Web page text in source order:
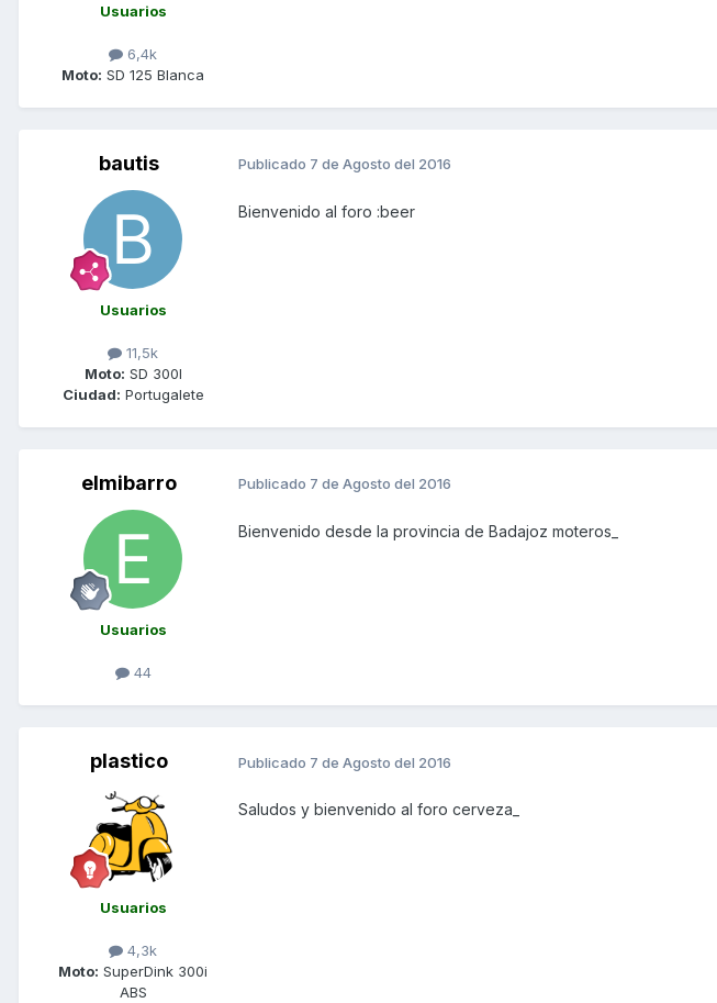
Usuarios
6,4k
Moto: SD 125 Blanca
bautis
Usuarios
11,5k
Moto: SD 300I
Ciudad: Portugalete
Publicado 7 de Agosto del 2016
Bienvenido al foro :beer
elmibarro
Usuarios
44
Publicado 7 de Agosto del 2016
Bienvenido desde la provincia de Badajoz moteros_
plastico
Usuarios
4,3k
Moto: SuperDink 300i
ABS
Publicado 7 de Agosto del 2016
Saludos y bienvenido al foro cerveza_